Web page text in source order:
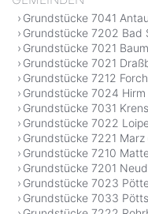
Grundstücke 7041 Antau
Grundstücke 7202 Bad
Grundstücke 7021
Grundstücke 7021
Grundstücke 7212
Grundstücke 7024 Hirm
Grundstücke 7031
Grundstücke 7022
Grundstücke 7221 Marz
Grundstücke 7210
Grundstücke 7201
Grundstücke 7023
Grundstücke 7033